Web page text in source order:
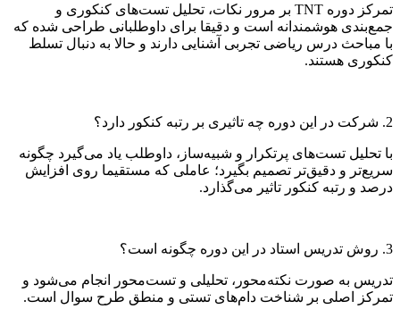
تمرکز دوره TNT بر مرور نکات، تحلیل تست‌های کنکوری و
جمع‌بندی هوشمندانه است و دقیقا برای داوطلبانی طراحی شده که
با مباحث درس ریاضی تجربی آشنایی دارند و حالا به دنبال تسلط
کنکوری هستند.
2. شرکت در این دوره چه تاثیری بر رتبه کنکور دارد؟
با تحلیل تست‌های پرتکرار و شبیه‌ساز، داوطلب یاد می‌گیرد چگونه
سریع‌تر و دقیق‌تر تصمیم بگیرد؛ عاملی که مستقیما روی افزایش
درصد و رتبه کنکور تاثیر می‌گذارد.
3. روش تدریس استاد در این دوره چگونه است؟
تدریس به‌ صورت نکته‌محور، تحلیلی و تست‌محور انجام می‌شود و
تمرکز اصلی بر شناخت دام‌های تستی و منطق طرح سوال است.